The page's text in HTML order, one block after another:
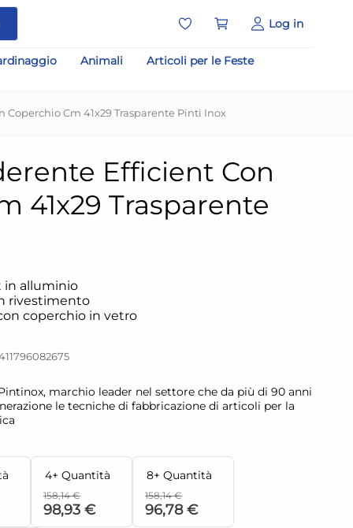
Log in
Animali
Articoli per le Feste
Cm 41x29 Trasparente Pinti Inox
Efficient Con
41x29 Trasparente
in alluminio
rivestimento
coperchio in vetro
marchio leader nel settore che da più di 90 anni
le tecniche di fabbricazione di articoli per la
4+ Quantità
158,14 €
98,93 €
8+ Quantità
158,14 €
96,78 €